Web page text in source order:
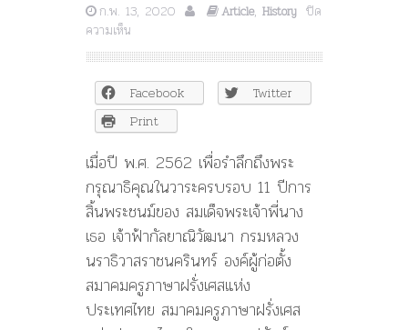
ก.พ. 13, 2020 Article, History ปิด
ความเห็น
รูป
ปั้น
โกษ
าปาน
ฟื้น
ความ
สัมพันธ์
สยาม
–
ฝรั่งเศส
333
ปี
Facebook
Twitter
Print
เมื่อปี พ.ศ. 2562 เพื่อรำลึกถึงพระ
กรุณาธิคุณในวาระครบรอบ 11 ปีการ
สิ้นพระชนม์ของ สมเด็จพระเจ้าพี่นาง
เธอ เจ้าฟ้ากัลยาณิวัฒนา กรมหลวง
นราธิวาสราชนครินทร์ องค์ผู้ก่อตั้ง
สมาคมครูภาษาฝรั่งเศสแห่ง
ประเทศไทย สมาคมครูภาษาฝรั่งเศส